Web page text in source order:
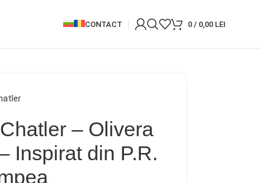
CONTACT 0 / 0,00 LEI
– Olivera
Inspirat din P.R.